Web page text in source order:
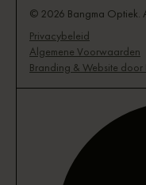
© 2026 Bangma Optiek.
Privacybeleid
Algemene Voorwaarden
Branding & Website door